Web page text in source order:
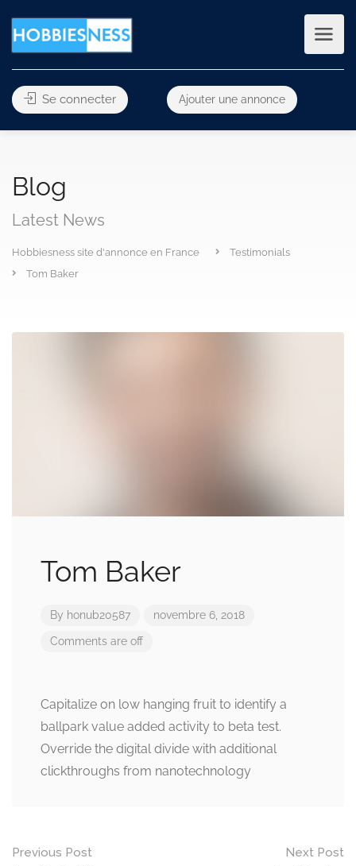
Se connecter Ajouter une annonce
Blog
Latest News
Hobbiesness site d'annonce en France
Testimonials
Tom Baker
Tom Baker
By honub20587 novembre 6, 2018
Comments are off
Capitalize on low hanging fruit to identify a
ballpark value added activity to beta test.
Override the digital divide with additional
clickthroughs from nanotechnology
Previous Post Next Post